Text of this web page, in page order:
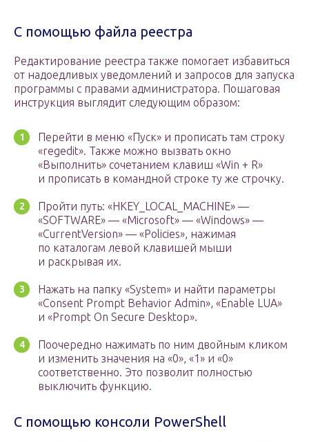
С помощью файла реестра
Редактирование реестра также помогает избавиться
от надоедливых уведомлений и запросов для запуска
программы с правами администратора. Пошаговая
инструкция выглядит следующим образом:
Перейти в меню «Пуск» и прописать там строку
«regedit». Также можно вызвать окно
«Выполнить» сочетанием клавиш «Win + R»
и прописать в командной строке ту же строчку.
Пройти путь: «HKEY_LOCAL_MACHINE» —
«SOFTWARE» — «Microsoft» — «Windows» —
«CurrentVersion» — «Policies», нажимая
по каталогам левой клавишей мыши
и раскрывая их.
Нажать на папку «System» и найти параметры
«Consent Prompt Behavior Admin», «Enable LUA»
и «Prompt On Secure Desktop».
Поочередно нажимать по ним двойным кликом
и изменить значения на «0», «1» и «0»
соответственно. Это позволит полностью
выключить функцию.
С помощью консоли PowerShell